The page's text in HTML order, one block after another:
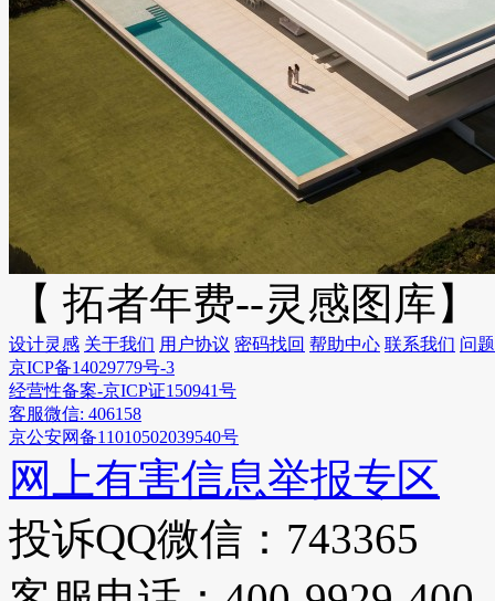
【 拓者年费--灵感图库】
设计灵感 关于我们 用户协议 密码找回 帮助中心 联系我们 问
京ICP备14029779号-3
经营性备案-京ICP证150941号
客服微信: 406158
京公安网备11010502039540号
网上有害信息举报专区
投诉QQ微信：743365